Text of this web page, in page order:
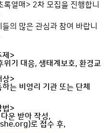
열매> 2차 모집을 진행합니
의 많은 관심과 참여 바랍니
제>
기 대응, 생태계보호, 환경교
상>
는 비영리 기관 또는 단체
법>
운 받아 작성,
로 접수 후,